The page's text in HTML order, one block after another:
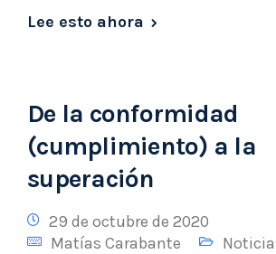
Lee esto ahora
De la conformidad
(cumplimiento) a la
superación
29 de octubre de 2020
Matías Carabante